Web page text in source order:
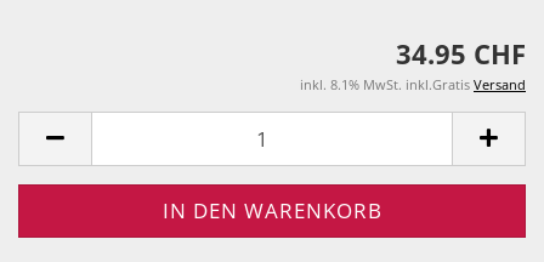
34.95 CHF
inkl. 8.1% MwSt. inkl.Gratis Versand